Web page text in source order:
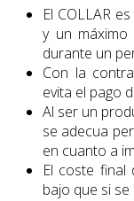
El COLLAR
y un
durante un
Con la
evita el pago
Al ser un
se adecua
en cuanto a
El coste final
bajo que si